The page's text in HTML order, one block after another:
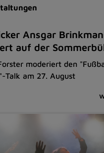
Ansgar
auf der
moderiert den
Talk am 27. August